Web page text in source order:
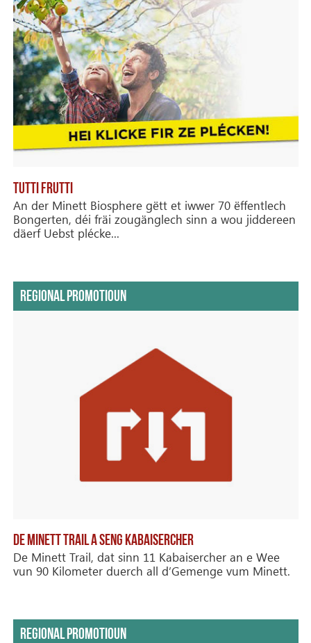
TUTTI FRUTTI
An der Minett Biosphere gëtt et iwwer 70 ëffentlech
Bongerten, déi fräi zougänglech sinn a wou jiddereen
däerf Uebst plécke...
REGIONAL PROMOTIOUN
DE MINETT TRAIL A SENG KABAISERCHER
De Minett Trail, dat sinn 11 Kabaisercher an e Wee
vun 90 Kilometer duerch all d’Gemenge vum Minett.
REGIONAL PROMOTIOUN